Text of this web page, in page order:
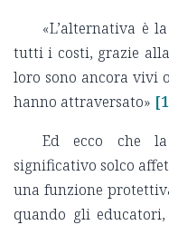
«L’alternativa è
tutti i costi, grazie
loro sono ancora vivi
hanno attraversato»
Ed ecco che
significativo solco
una funzione
quando gli